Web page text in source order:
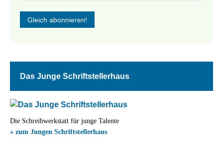
Das Junge Schriftstellerhaus
Die Schreibwerkstatt für junge Talente
» zum Jungen Schriftstellerhaus